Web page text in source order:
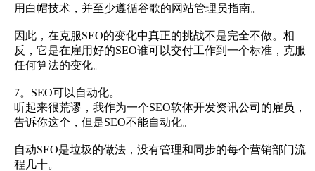
用白帽技术，并至少遵循谷歌的网站管理员指南。
因此，在克服SEO的变化中真正的挑战不是完全不做。相
反，它是在雇用好的SEO谁可以交付工作到一个标准，克服
任何算法的变化。
7。SEO可以自动化。
听起来很荒谬，我作为一个SEO软体开发资讯公司的雇员，
告诉你这个，但是SEO不能自动化。
自动SEO是垃圾的做法，没有管理和同步的每个营销部门流
程几十。